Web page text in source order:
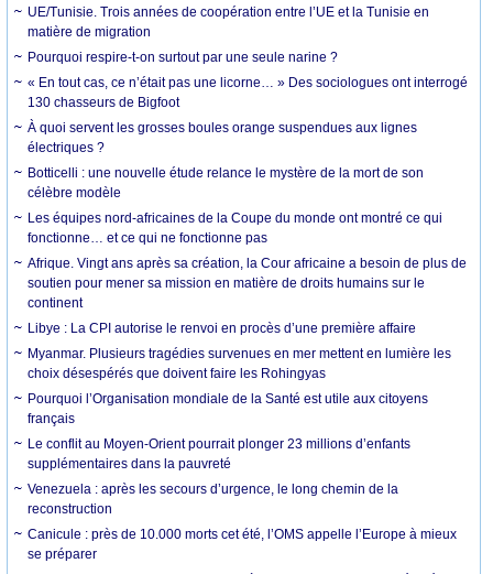
UE/Tunisie. Trois années de coopération entre l’UE et la Tunisie en
matière de migration
Pourquoi respire-t-on surtout par une seule narine ?
« En tout cas, ce n’était pas une licorne… » Des sociologues ont interrogé
130 chasseurs de Bigfoot
À quoi servent les grosses boules orange suspendues aux lignes
électriques ?
Botticelli : une nouvelle étude relance le mystère de la mort de son
célèbre modèle
Les équipes nord-africaines de la Coupe du monde ont montré ce qui
fonctionne… et ce qui ne fonctionne pas
Afrique. Vingt ans après sa création, la Cour africaine a besoin de plus de
soutien pour mener sa mission en matière de droits humains sur le
continent
Libye : La CPI autorise le renvoi en procès d’une première affaire
Myanmar. Plusieurs tragédies survenues en mer mettent en lumière les
choix désespérés que doivent faire les Rohingyas
Pourquoi l’Organisation mondiale de la Santé est utile aux citoyens
français
Le conflit au Moyen-Orient pourrait plonger 23 millions d’enfants
supplémentaires dans la pauvreté
Venezuela : après les secours d’urgence, le long chemin de la
reconstruction
Canicule : près de 10.000 morts cet été, l’OMS appelle l’Europe à mieux
se préparer